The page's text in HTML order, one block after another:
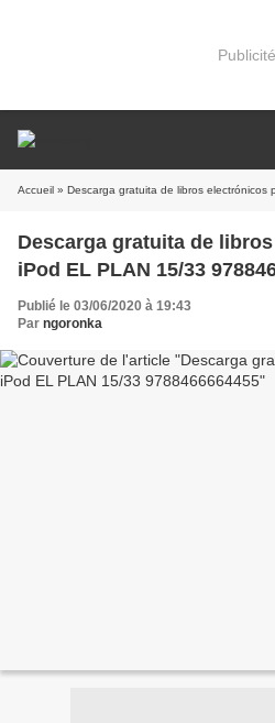
Publicité
Accueil » Descarga gratuita de libros electrónicos
Descarga gratuita de
iPod EL PLAN
Publié le 03/06/2020 à 19:43
Par ngoronka